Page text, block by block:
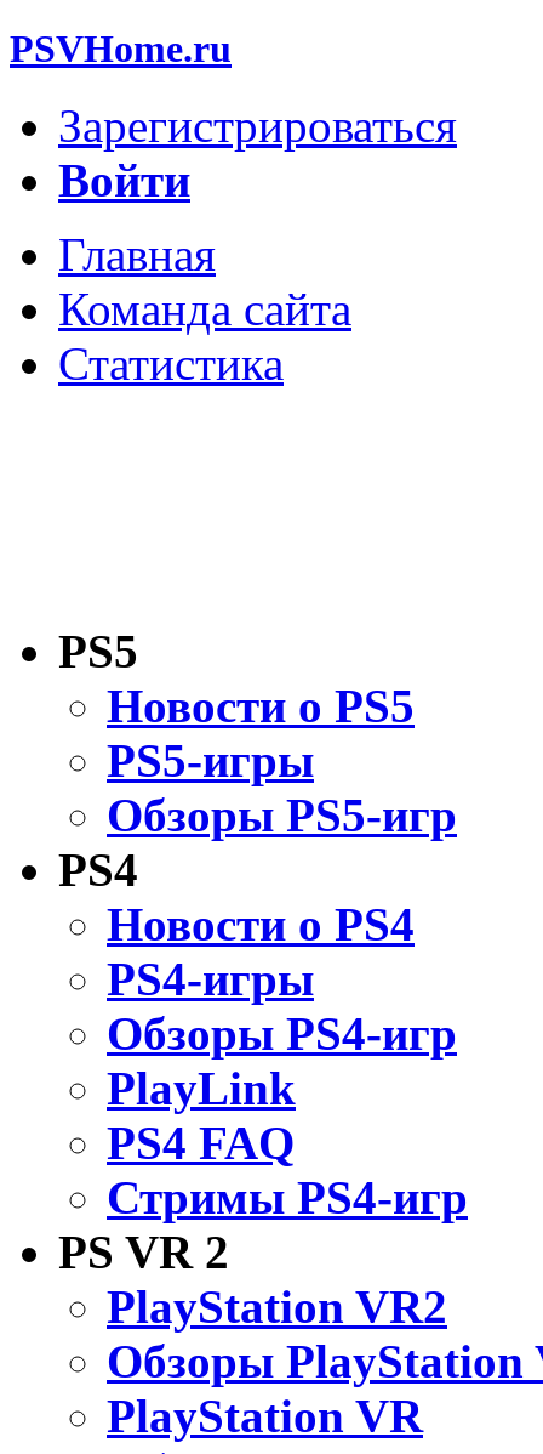
PSVHome.ru
Зарегистрироваться
Войти
Главная
Команда сайта
Статистика
PS5
Новости о PS5
PS5-игры
Обзоры PS5-игр
PS4
Новости о PS4
PS4-игры
Обзоры PS4-игр
PlayLink
PS4 FAQ
Стримы PS4-игр
PS VR 2
PlayStation VR2
Обзоры PlayStation
PlayStation VR